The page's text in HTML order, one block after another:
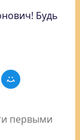
Будь
первыми